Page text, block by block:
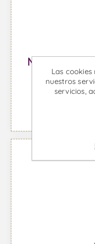
Malleolus
Desde
Las
nuestros
servicios,